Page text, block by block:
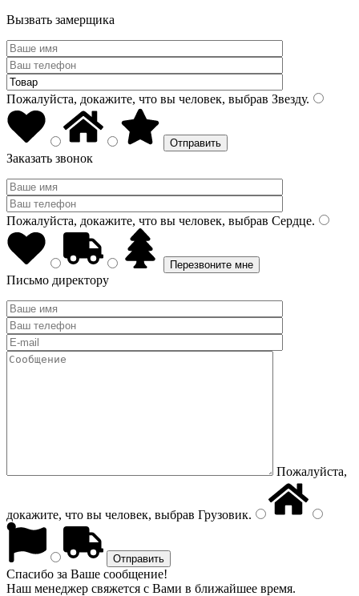
Вызвать замерщика
Пожалуйста, докажите, что вы человек, выбрав Звезду.
Заказать звонок
Пожалуйста, докажите, что вы человек, выбрав Сердце.
Письмо директору
Пожалуйста,
докажите, что вы человек, выбрав Грузовик.
Спасибо за Ваше сообщение!
Наш менеджер свяжется с Вами в ближайшее время.